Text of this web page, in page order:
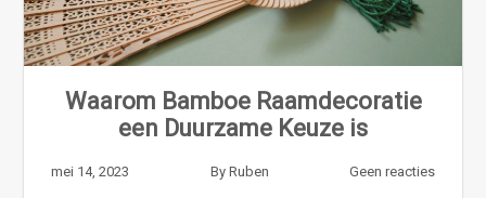
Waarom Bamboe Raamdecoratie
een Duurzame Keuze is
mei 14, 2023 By Ruben Geen reacties